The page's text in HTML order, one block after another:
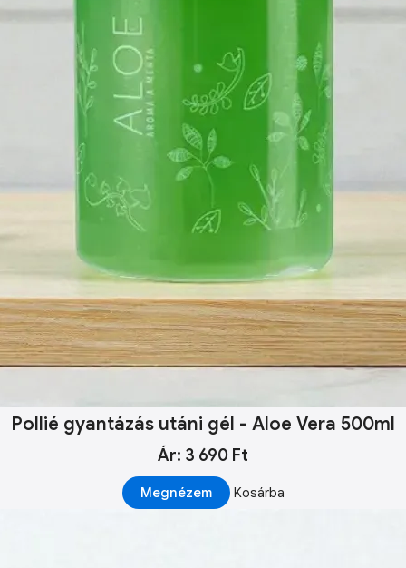
Pollié gyantázás utáni gél - Aloe Vera 500ml
Ár: 3 690 Ft
Megnézem Kosárba